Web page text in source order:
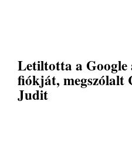
Letiltotta a
fiókját, megszólalt
Judit